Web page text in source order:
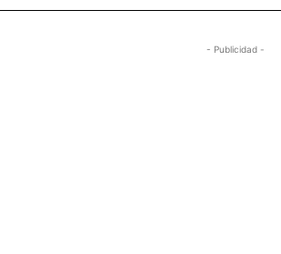
- Publicidad -